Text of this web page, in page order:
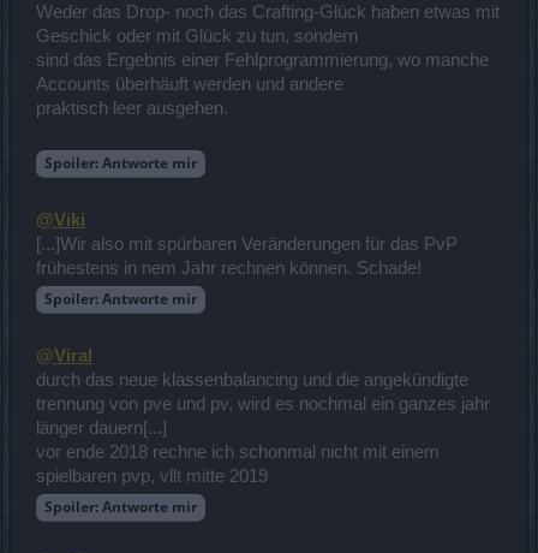
Weder das Drop- noch das Crafting-Glück haben etwas mit
Geschick oder mit Glück zu tun, sondern
sind das Ergebnis einer Fehlprogrammierung, wo manche
Accounts überhäuft werden und andere
praktisch leer ausgehen.
Spoiler:Antworte mir
@Viki
[...]Wir also mit spürbaren Veränderungen für das PvP
frühestens in nem Jahr rechnen können. Schade!
Spoiler:Antworte mir
@Viral
durch das neue klassenbalancing und die angekündigte
trennung von pve und pv, wird es nochmal ein ganzes jahr
länger dauern[...]
vor ende 2018 rechne ich schonmal nicht mit einem
spielbaren pvp, vllt mitte 2019
Spoiler:Antworte mir